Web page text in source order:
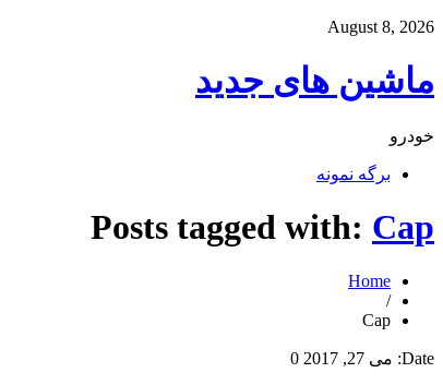
August 8, 2026
ماشین های جدید
خودرو
برگه نمونه
Posts tagged with: Cap
Home
/
Cap
Date: می 27, 2017 0